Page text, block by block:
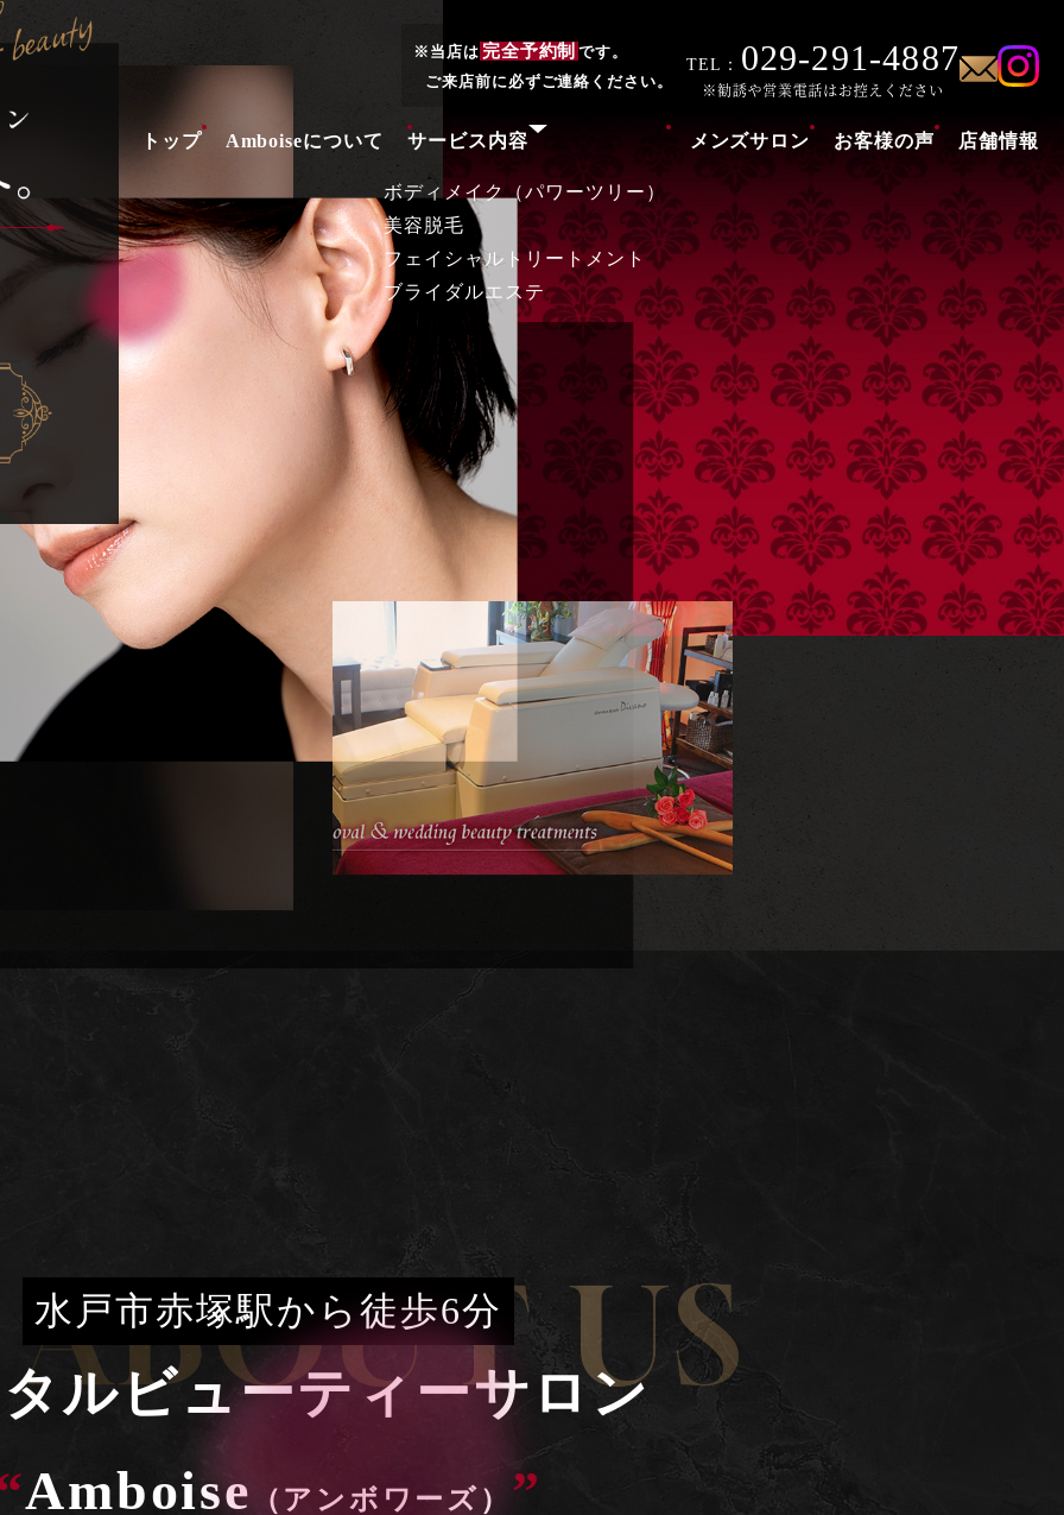
※当店は 完全予約制 です。
ご来店前に必ずご連絡ください。
TEL： 029-291-4887
トップ Amboiseについて サービス内容
ボディメイク（パワーツリー）
美容脱毛
フェイシャルトリートメント
ブライダルエステ
メンズサロン お客様の声 店舗情報
ABOUT US
水戸市赤塚駅から徒歩6分
ルビューティーサロン
Amboise （アンボワーズ） ”